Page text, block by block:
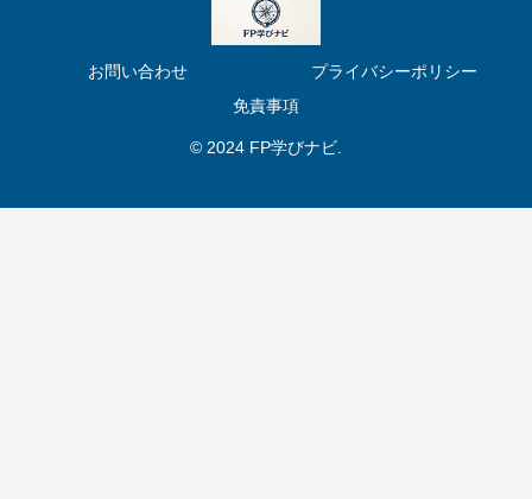
お問い合わせ
プライバシーポリシー
免責事項
© 2024 FP学びナビ.